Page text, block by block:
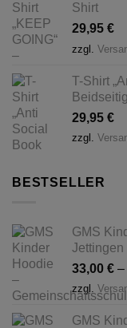
Shirt
29,95 €
zzgl.
T-Shirt
29,95 €
zzgl.
BESTSELLER
GMS
Jettingen
33,00 € –
zzgl.
GMS